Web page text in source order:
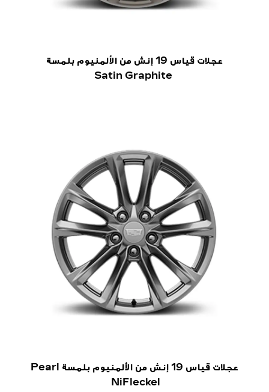
عجلات قياس 19 إنش من الألمنيوم بلمسة
عجلات قياس 19 إنش من الألمنيوم بلمسة Pearl
NiFleckel